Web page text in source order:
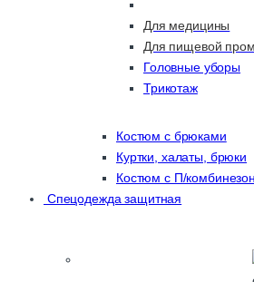
Для медицины
Для пищевой
Головные уборы
Трикотаж
Костюм с брюками
Куртки, халаты, брюки
Костюм с П/
Спецодежда защитная